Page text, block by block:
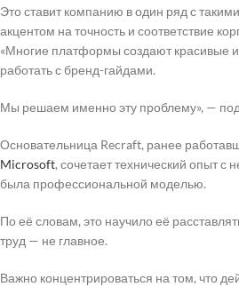
Это ставит компанию в один ряд с
акцентом на точность и соответствие
«Многие платформы создают красивые
работать с бренд-гайдами.
Мы решаем именно эту проблему», —
Основательница Recraft, ранее
Microsoft, сочетает технический опыт
была профессиональной моделью.
По её словам, это научило её
труд — не главное.
Важно концентрироваться на том, что